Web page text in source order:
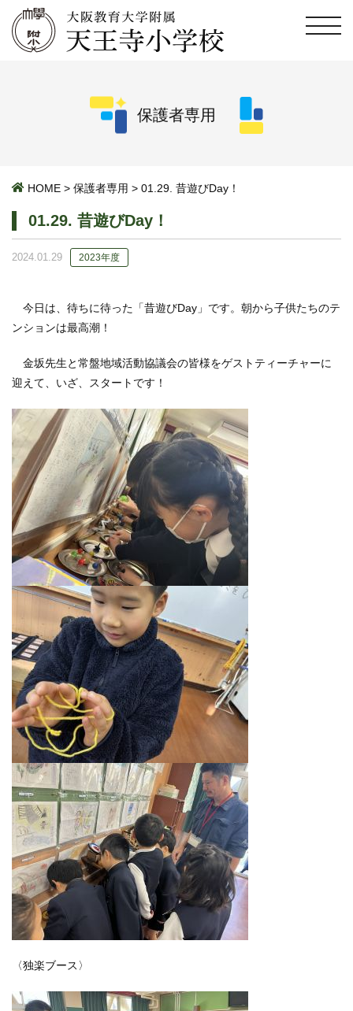
保護者専用
HOME > 保護者専用 > 01.29. 昔遊びDay！
01.29. 昔遊びDay！
2024.01.29 2023年度
今日は、待ちに待った「昔遊びDay」です。朝から子供たちのテ
ンションは最高潮！
金坂先生と常盤地域活動協議会の皆様をゲストティーチャーに
迎えて、いざ、スタートです！
〈独楽ブース〉